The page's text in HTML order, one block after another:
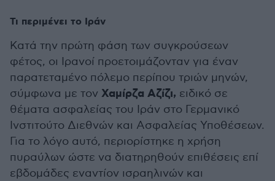
Τι περιμένει το Ιράν
Κατά την πρώτη φάση των συγκρούσεων
φέτος, οι Ιρανοί προετοιμάζονταν για έναν
παρατεταμένο πόλεμο περίπου τριών μηνών,
σύμφωνα με τον Χαμίρζα Αζίζι, ειδικό σε
θέματα ασφαλείας του Ιράν στο Γερμανικό
Ινστιτούτο Διεθνών και Ασφαλείας Υποθέσεων.
Για το λόγο αυτό, περιορίστηκε η χρήση
πυραύλων ώστε να διατηρηθούν επιθέσεις επί
εβδομάδες εναντίον ισραηλινών και